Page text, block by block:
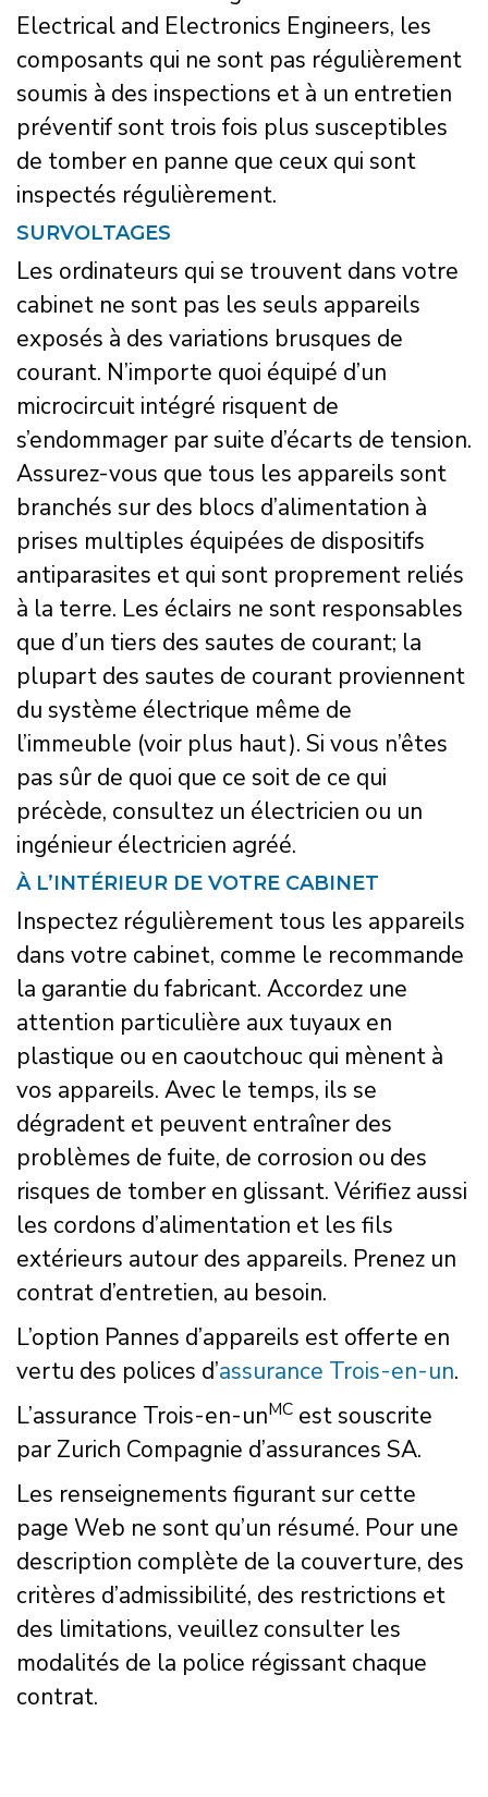
Electrical and Electronics Engineers, les
composants qui ne sont pas régulièrement
soumis à des inspections et à un entretien
préventif sont trois fois plus susceptibles
de tomber en panne que ceux qui sont
inspectés régulièrement.
SURVOLTAGES
Les ordinateurs qui se trouvent dans votre
cabinet ne sont pas les seuls appareils
exposés à des variations brusques de
courant. N’importe quoi équipé d’un
microcircuit intégré risquent de
s’endommager par suite d’écarts de tension.
Assurez-vous que tous les appareils sont
branchés sur des blocs d’alimentation à
prises multiples équipées de dispositifs
antiparasites et qui sont proprement reliés
à la terre. Les éclairs ne sont responsables
que d’un tiers des sautes de courant; la
plupart des sautes de courant proviennent
du système électrique même de
l’immeuble (voir plus haut). Si vous n’êtes
pas sûr de quoi que ce soit de ce qui
précède, consultez un électricien ou un
ingénieur électricien agréé.
À L’INTÉRIEUR DE VOTRE CABINET
Inspectez régulièrement tous les appareils
dans votre cabinet, comme le recommande
la garantie du fabricant. Accordez une
attention particulière aux tuyaux en
plastique ou en caoutchouc qui mènent à
vos appareils. Avec le temps, ils se
dégradent et peuvent entraîner des
problèmes de fuite, de corrosion ou des
risques de tomber en glissant. Vérifiez aussi
les cordons d’alimentation et les fils
extérieurs autour des appareils. Prenez un
contrat d’entretien, au besoin.
L’option Pannes d’appareils est offerte en
vertu des polices d’assurance Trois-en-un.
L’assurance Trois-en-unMC est souscrite
par Zurich Compagnie d’assurances SA.
Les renseignements figurant sur cette
page Web ne sont qu’un résumé. Pour une
description complète de la couverture, des
critères d’admissibilité, des restrictions et
des limitations, veuillez consulter les
modalités de la police régissant chaque
contrat.